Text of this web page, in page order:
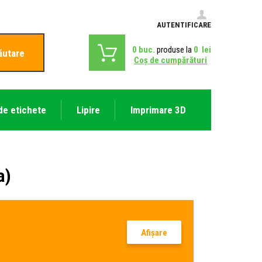
AUTENTIFICARE
0 buc. produse la 0 lei
Coş de cumpărături
etichete Lipire Imprimare 3D
Afişare